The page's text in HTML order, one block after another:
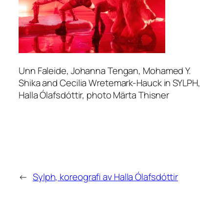
Unn Faleide, Johanna Tengan, Mohamed Y.
Shika and Cecilia Wretemark-Hauck in SYLPH,
Halla Ólafsdóttir, photo Märta Thisner
← Sylph, koreografi av Halla Ólafsdóttir